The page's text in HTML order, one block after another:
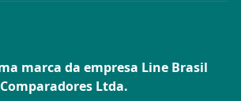
marca da empresa Line Brasil
Comparadores Ltda.